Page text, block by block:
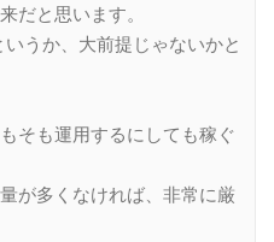
だと思います。
うか、大前提じゃないかと
そも運用するにしても稼ぐ
が多くなければ、非常に厳